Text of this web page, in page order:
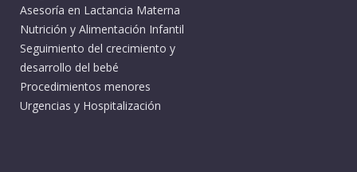
Asesoría en Lactancia Materna
Nutrición y Alimentación Infantil
Seguimiento del crecimiento y
desarrollo del bebé
Procedimientos menores
Urgencias y Hospitalización